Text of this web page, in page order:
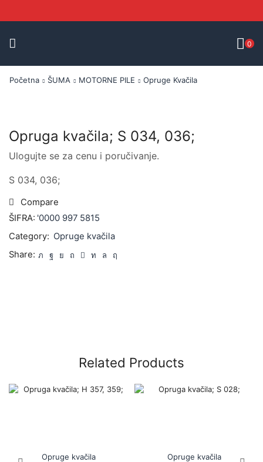
0
Početna ŠUMA MOTORNE PILE Opruge Kvačila
Opruga kvačila; S 034, 036;
Ulogujte se za cenu i poručivanje.
S 034, 036;
Compare
ŠIFRA: '0000 997 5815
Category: Opruge kvačila
Share:
Related Products
Opruge kvačila Opruge kvačila